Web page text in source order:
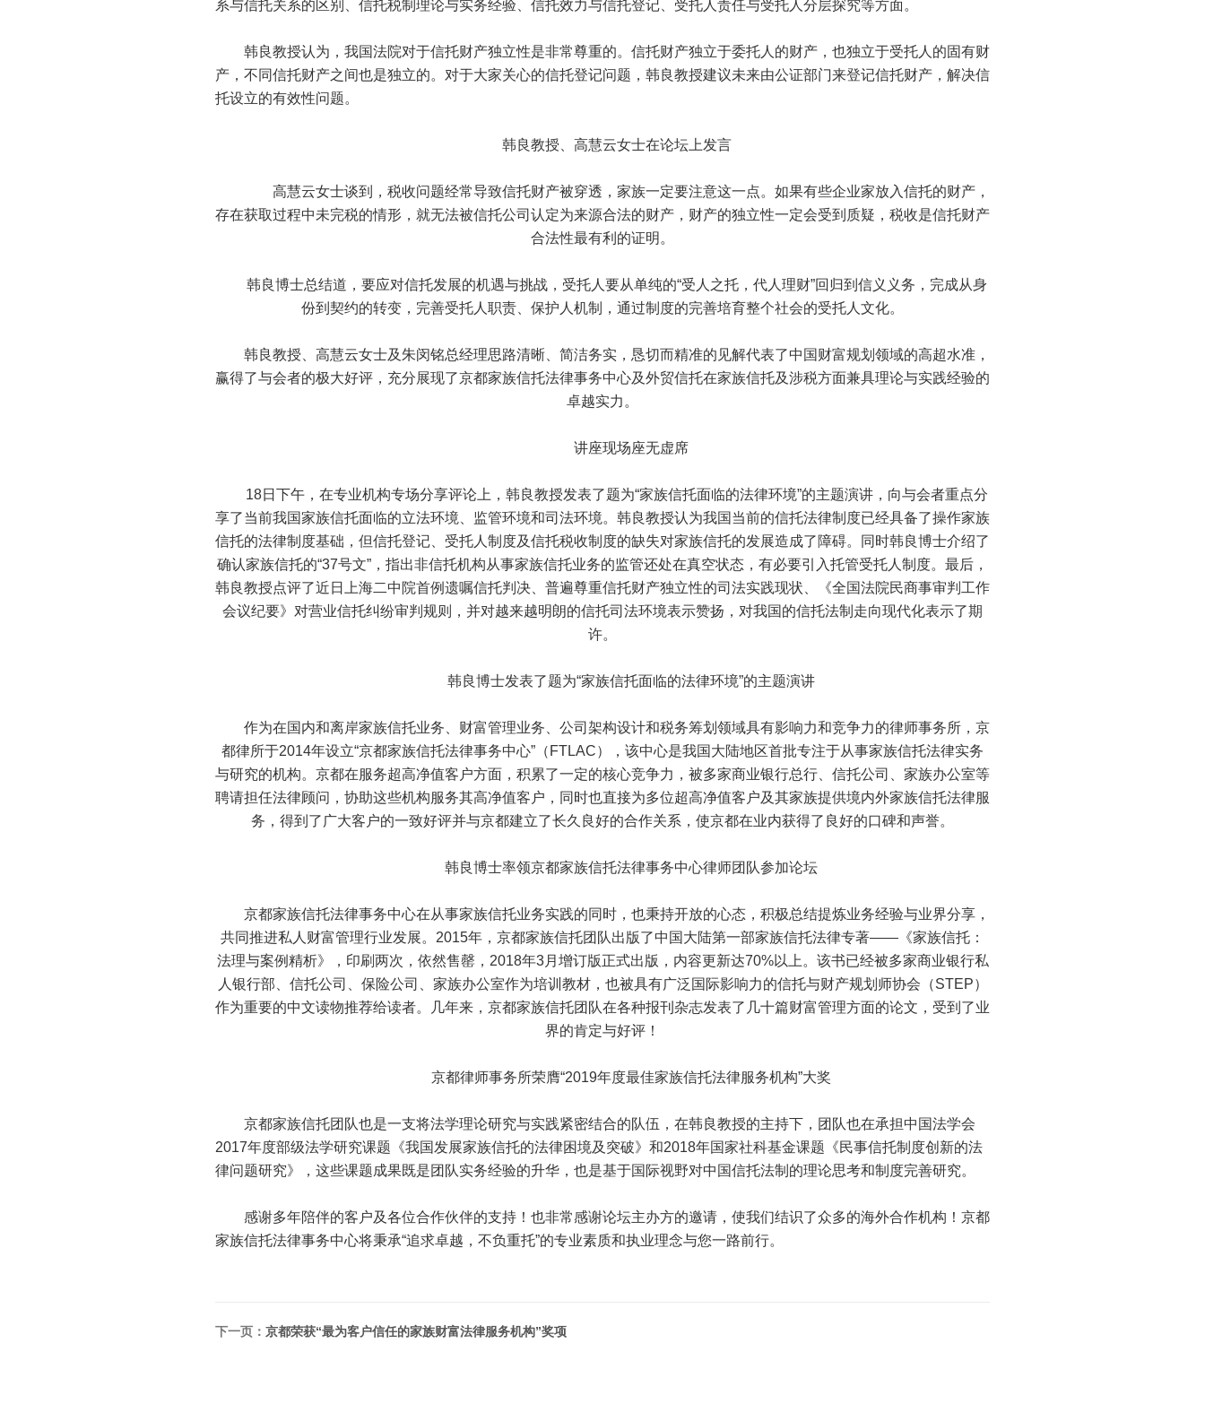
系与信托关系的区别、信托税制理论与实务经验、信托效力与信托登记、受托人责任与受托人分层探究等方面。
韩良教授认为，我国法院对于信托财产独立性是非常尊重的。信托财产独立于委托人的财产，也独立于受托人的固有财
产，不同信托财产之间也是独立的。对于大家关心的信托登记问题，韩良教授建议未来由公证部门来登记信托财产，解决信
托设立的有效性问题。
韩良教授、高慧云女士在论坛上发言
高慧云女士谈到，税收问题经常导致信托财产被穿透，家族一定要注意这一点。如果有些企业家放入信托的财产，
存在获取过程中未完税的情形，就无法被信托公司认定为来源合法的财产，财产的独立性一定会受到质疑，税收是信托财产
合法性最有利的证明。
韩良博士总结道，要应对信托发展的机遇与挑战，受托人要从单纯的“受人之托，代人理财”回归到信义义务，完成从身
份到契约的转变，完善受托人职责、保护人机制，通过制度的完善培育整个社会的受托人文化。
韩良教授、高慧云女士及朱闵铭总经理思路清晰、简洁务实，恳切而精准的见解代表了中国财富规划领域的高超水准，
赢得了与会者的极大好评，充分展现了京都家族信托法律事务中心及外贸信托在家族信托及涉税方面兼具理论与实践经验的
卓越实力。
讲座现场座无虚席
18日下午，在专业机构专场分享评论上，韩良教授发表了题为“家族信托面临的法律环境”的主题演讲，向与会者重点分
享了当前我国家族信托面临的立法环境、监管环境和司法环境。韩良教授认为我国当前的信托法律制度已经具备了操作家族
信托的法律制度基础，但信托登记、受托人制度及信托税收制度的缺失对家族信托的发展造成了障碍。同时韩良博士介绍了
确认家族信托的“37号文”，指出非信托机构从事家族信托业务的监管还处在真空状态，有必要引入托管受托人制度。最后，
韩良教授点评了近日上海二中院首例遗嘱信托判决、普遍尊重信托财产独立性的司法实践现状、《全国法院民商事审判工作
会议纪要》对营业信托纠纷审判规则，并对越来越明朗的信托司法环境表示赞扬，对我国的信托法制走向现代化表示了期
许。
韩良博士发表了题为“家族信托面临的法律环境”的主题演讲
作为在国内和离岸家族信托业务、财富管理业务、公司架构设计和税务筹划领域具有影响力和竞争力的律师事务所，京
都律所于2014年设立“京都家族信托法律事务中心”（FTLAC），该中心是我国大陆地区首批专注于从事家族信托法律实务
与研究的机构。京都在服务超高净值客户方面，积累了一定的核心竞争力，被多家商业银行总行、信托公司、家族办公室等
聘请担任法律顾问，协助这些机构服务其高净值客户，同时也直接为多位超高净值客户及其家族提供境内外家族信托法律服
务，得到了广大客户的一致好评并与京都建立了长久良好的合作关系，使京都在业内获得了良好的口碑和声誉。
韩良博士率领京都家族信托法律事务中心律师团队参加论坛
京都家族信托法律事务中心在从事家族信托业务实践的同时，也秉持开放的心态，积极总结提炼业务经验与业界分享，
共同推进私人财富管理行业发展。2015年，京都家族信托团队出版了中国大陆第一部家族信托法律专著——《家族信托：
法理与案例精析》，印刷两次，依然售罄，2018年3月增订版正式出版，内容更新达70%以上。该书已经被多家商业银行私
人银行部、信托公司、保险公司、家族办公室作为培训教材，也被具有广泛国际影响力的信托与财产规划师协会（STEP）
作为重要的中文读物推荐给读者。几年来，京都家族信托团队在各种报刊杂志发表了几十篇财富管理方面的论文，受到了业
界的肯定与好评！
京都律师事务所荣膺“2019年度最佳家族信托法律服务机构”大奖
京都家族信托团队也是一支将法学理论研究与实践紧密结合的队伍，在韩良教授的主持下，团队也在承担中国法学会
2017年度部级法学研究课题《我国发展家族信托的法律困境及突破》和2018年国家社科基金课题《民事信托制度创新的法
律问题研究》，这些课题成果既是团队实务经验的升华，也是基于国际视野对中国信托法制的理论思考和制度完善研究。
感谢多年陪伴的客户及各位合作伙伴的支持！也非常感谢论坛主办方的邀请，使我们结识了众多的海外合作机构！京都
家族信托法律事务中心将秉承“追求卓越，不负重托”的专业素质和执业理念与您一路前行。
下一页： 京都荣获“最为客户信任的家族财富法律服务机构”奖项